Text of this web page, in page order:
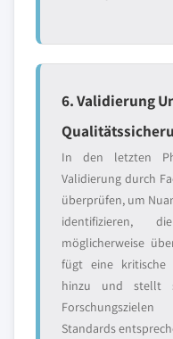
6. Validierung
In den letzten
Validierung durch
überprüfen, um
identifizieren,
möglicherweise
fügt eine kritische
hinzu und stellt
Standards